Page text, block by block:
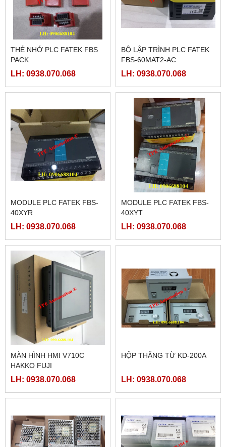
THẺ NHỚ PLC FATEK FBS
PACK
LH: 0938.070.068
BỘ LẬP TRÌNH PLC FATEK
FBS-60MAT2-AC
LH: 0938.070.068
MODULE PLC FATEK FBS-
40XYR
LH: 0938.070.068
MODULE PLC FATEK FBS-
40XYT
LH: 0938.070.068
MÀN HÌNH HMI V710C
HAKKO FUJI
LH: 0938.070.068
HỘP THẮNG TỪ KD-200A
LH: 0938.070.068